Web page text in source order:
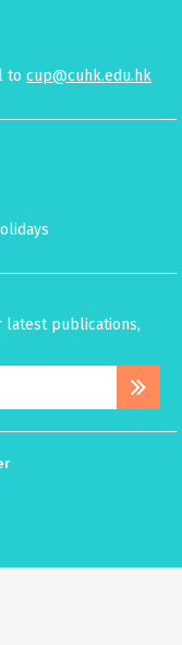
to cup@cuhk.edu.hk
latest publications,